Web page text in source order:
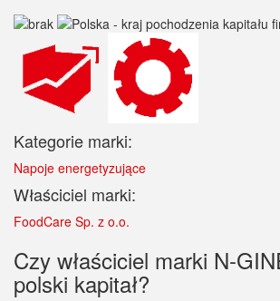
Kategorie marki:
Napoje energetyzujące
Właściciel marki:
FoodCare Sp. z o.o.
Czy właściciel marki N-
polski kapitał?